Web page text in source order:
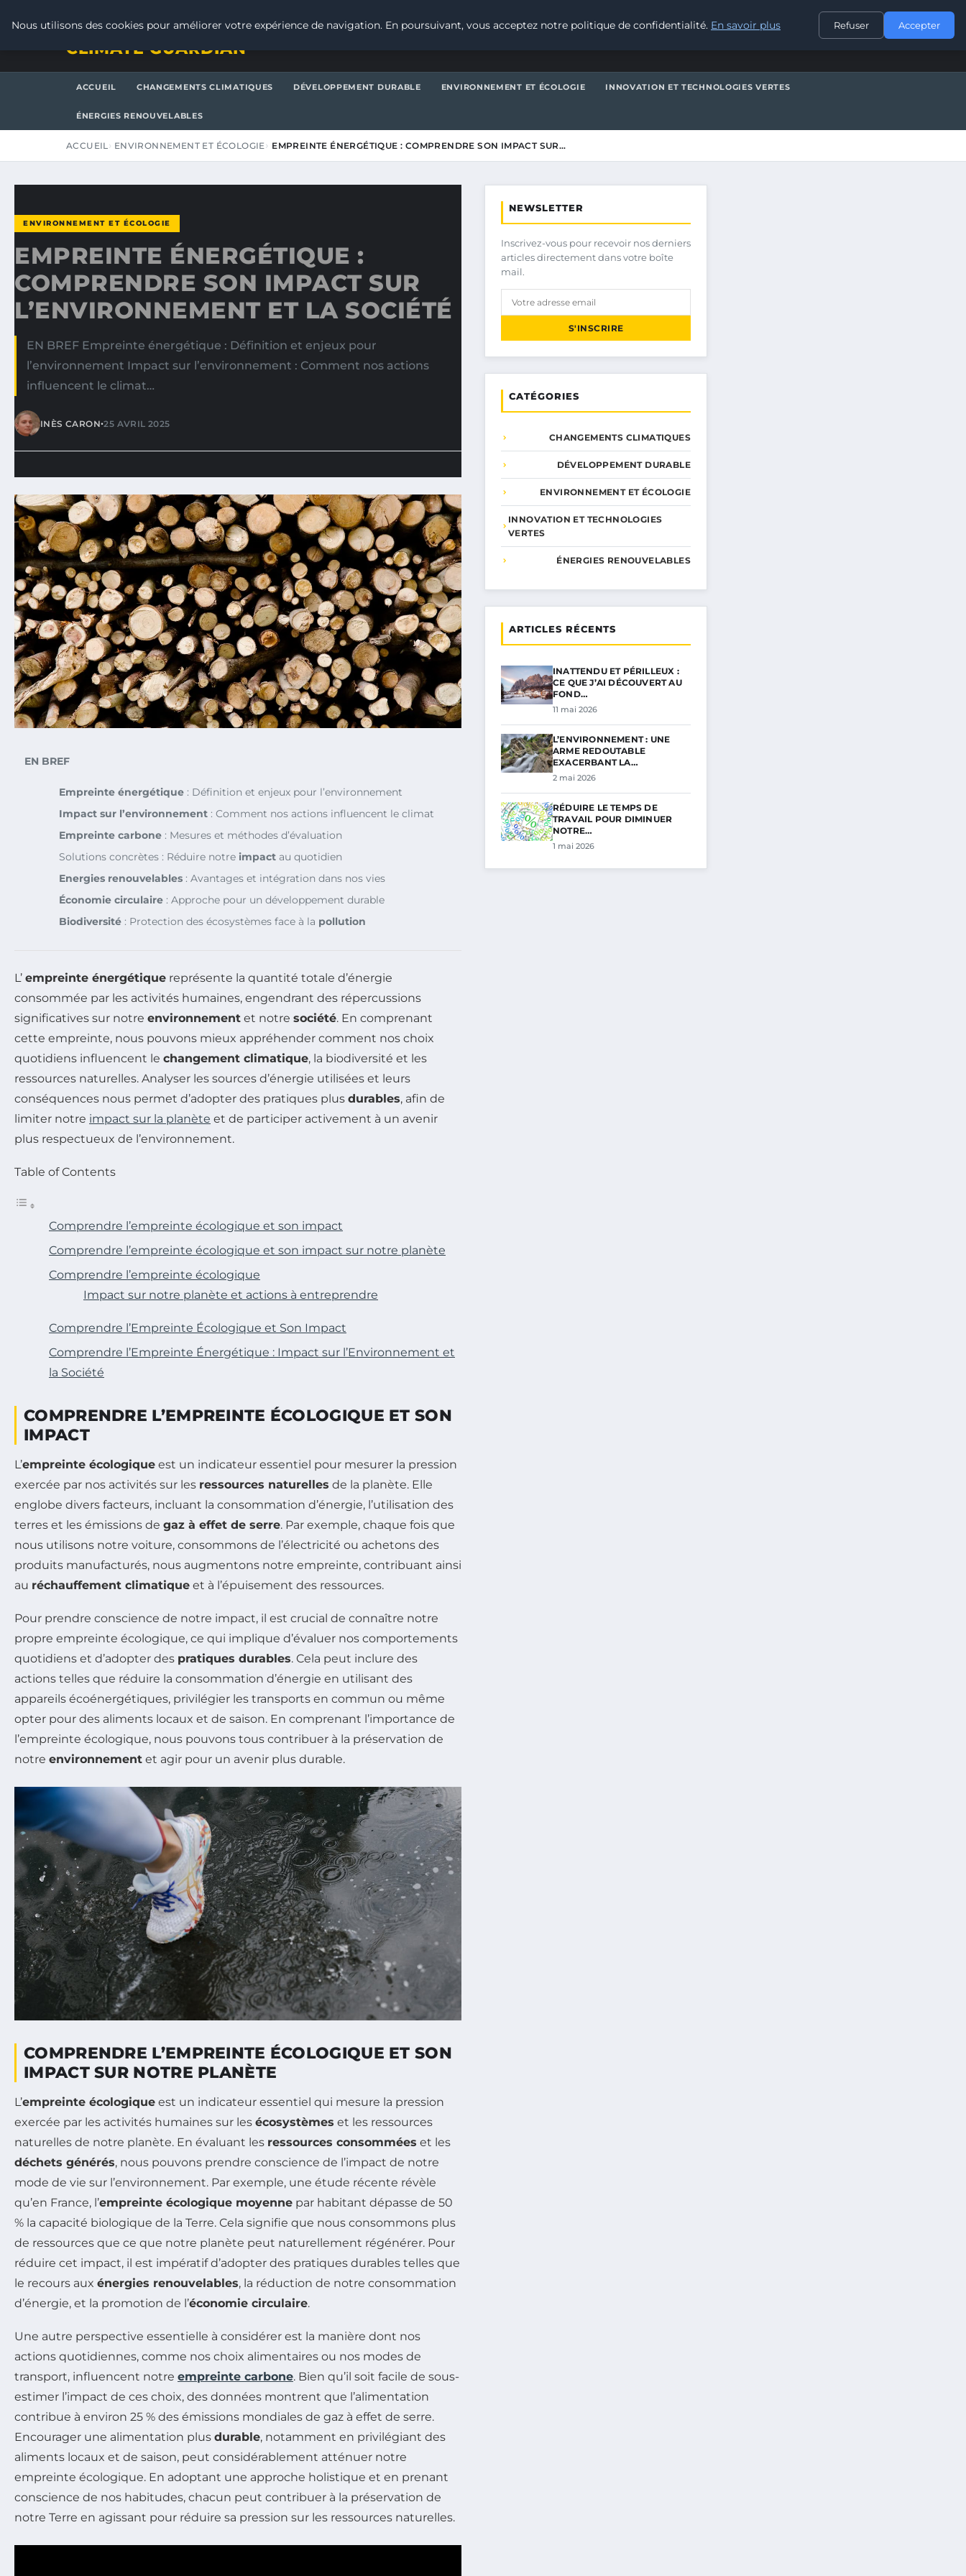
CONTACT
CLIMATE GUARDIAN
ACCUEIL CHANGEMENTS CLIMATIQUES DÉVELOPPEMENT DURABLE ENVIRONNEMENT ET ÉCOLOGIE INNOVATION ET TECHNOLOGIES VERTES
ÉNERGIES RENOUVELABLES
ACCUEIL ENVIRONNEMENT ET ÉCOLOGIE EMPREINTE ÉNERGÉTIQUE : COMPRENDRE SON IMPACT SUR…
ENVIRONNEMENT ET ÉCOLOGIE
EMPREINTE ÉNERGÉTIQUE :
COMPRENDRE SON IMPACT SUR
L’ENVIRONNEMENT ET LA SOCIÉTÉ
EN BREF Empreinte énergétique : Définition et enjeux pour
l’environnement Impact sur l’environnement : Comment nos actions
influencent le climat…
INÈS CARON•25 AVRIL 2025
EN BREF
Empreinte énergétique : Définition et enjeux pour l’environnement
Impact sur l’environnement : Comment nos actions influencent le climat
Empreinte carbone : Mesures et méthodes d’évaluation
Solutions concrètes : Réduire notre impact au quotidien
Energies renouvelables : Avantages et intégration dans nos vies
Économie circulaire : Approche pour un développement durable
Biodiversité : Protection des écosystèmes face à la pollution
L’ empreinte énergétique représente la quantité totale d’énergie
consommée par les activités humaines, engendrant des répercussions
significatives sur notre environnement et notre société. En comprenant
cette empreinte, nous pouvons mieux appréhender comment nos choix
quotidiens influencent le changement climatique, la biodiversité et les
ressources naturelles. Analyser les sources d’énergie utilisées et leurs
conséquences nous permet d’adopter des pratiques plus durables, afin de
limiter notre impact sur la planète et de participer activement à un avenir
plus respectueux de l’environnement.
Table of Contents
Comprendre l’empreinte écologique et son impact
Comprendre l’empreinte écologique et son impact sur notre planète
Comprendre l’empreinte écologique
Impact sur notre planète et actions à entreprendre
Comprendre l’Empreinte Écologique et Son Impact
Comprendre l’Empreinte Énergétique : Impact sur l’Environnement et
la Société
COMPRENDRE L’EMPREINTE ÉCOLOGIQUE ET SON
IMPACT
L’empreinte écologique est un indicateur essentiel pour mesurer la pression
exercée par nos activités sur les ressources naturelles de la planète. Elle
englobe divers facteurs, incluant la consommation d’énergie, l’utilisation des
terres et les émissions de gaz à effet de serre. Par exemple, chaque fois que
nous utilisons notre voiture, consommons de l’électricité ou achetons des
produits manufacturés, nous augmentons notre empreinte, contribuant ainsi
au réchauffement climatique et à l’épuisement des ressources.
Pour prendre conscience de notre impact, il est crucial de connaître notre
propre empreinte écologique, ce qui implique d’évaluer nos comportements
quotidiens et d’adopter des pratiques durables. Cela peut inclure des
actions telles que réduire la consommation d’énergie en utilisant des
appareils écoénergétiques, privilégier les transports en commun ou même
opter pour des aliments locaux et de saison. En comprenant l’importance de
l’empreinte écologique, nous pouvons tous contribuer à la préservation de
notre environnement et agir pour un avenir plus durable.
COMPRENDRE L’EMPREINTE ÉCOLOGIQUE ET SON
IMPACT SUR NOTRE PLANÈTE
L’empreinte écologique est un indicateur essentiel qui mesure la pression
exercée par les activités humaines sur les écosystèmes et les ressources
naturelles de notre planète. En évaluant les ressources consommées et les
déchets générés, nous pouvons prendre conscience de l’impact de notre
mode de vie sur l’environnement. Par exemple, une étude récente révèle
qu’en France, l’empreinte écologique moyenne par habitant dépasse de 50
% la capacité biologique de la Terre. Cela signifie que nous consommons plus
de ressources que ce que notre planète peut naturellement régénérer. Pour
réduire cet impact, il est impératif d’adopter des pratiques durables telles que
le recours aux énergies renouvelables, la réduction de notre consommation
d’énergie, et la promotion de l’économie circulaire.
Une autre perspective essentielle à considérer est la manière dont nos
actions quotidiennes, comme nos choix alimentaires ou nos modes de
transport, influencent notre empreinte carbone. Bien qu’il soit facile de sous-
estimer l’impact de ces choix, des données montrent que l’alimentation
contribue à environ 25 % des émissions mondiales de gaz à effet de serre.
Encourager une alimentation plus durable, notamment en privilégiant des
aliments locaux et de saison, peut considérablement atténuer notre
empreinte écologique. En adoptant une approche holistique et en prenant
conscience de nos habitudes, chacun peut contribuer à la préservation de
notre Terre en agissant pour réduire sa pression sur les ressources naturelles.
NEWSLETTER
Inscrivez-vous pour recevoir nos derniers
articles directement dans votre boîte
mail.
S'INSCRIRE
CATÉGORIES
CHANGEMENTS CLIMATIQUES
DÉVELOPPEMENT DURABLE
ENVIRONNEMENT ET ÉCOLOGIE
INNOVATION ET TECHNOLOGIES
VERTES
ÉNERGIES RENOUVELABLES
ARTICLES RÉCENTS
INATTENDU ET PÉRILLEUX :
CE QUE J’AI DÉCOUVERT AU
FOND…
11 mai 2026
L’ENVIRONNEMENT : UNE
ARME REDOUTABLE
EXACERBANT LA…
2 mai 2026
RÉDUIRE LE TEMPS DE
TRAVAIL POUR DIMINUER
NOTRE…
1 mai 2026
Nous utilisons des cookies pour améliorer votre expérience de navigation. En poursuivant, vous acceptez notre politique de confidentialité. En savoir plus Refuser Accepter